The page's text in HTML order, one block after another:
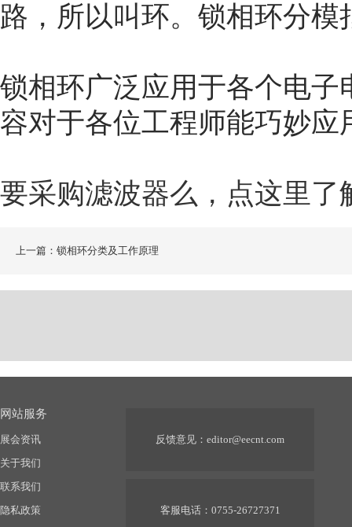
路，所以叫环。锁相环分
锁相环广泛应用于各个电
容对于各位工程师能巧妙
要采购滤波器么，点这里了
上一篇：锁相环分类及工作原理
网站服务
展会资讯
关于我们
联系我们
隐私政策
反馈意见： editor@eecnt.com
客服电话：0755-26727371